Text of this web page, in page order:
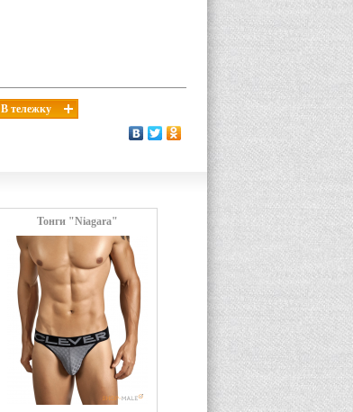
В тележку
Тонги "Niagara"